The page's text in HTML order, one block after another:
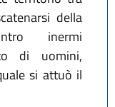
della
inermi
di uomini,
si attuò il